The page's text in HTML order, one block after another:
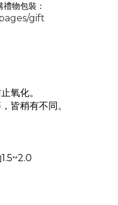
物包裝：
gift
氧化。
皆稍有不同。